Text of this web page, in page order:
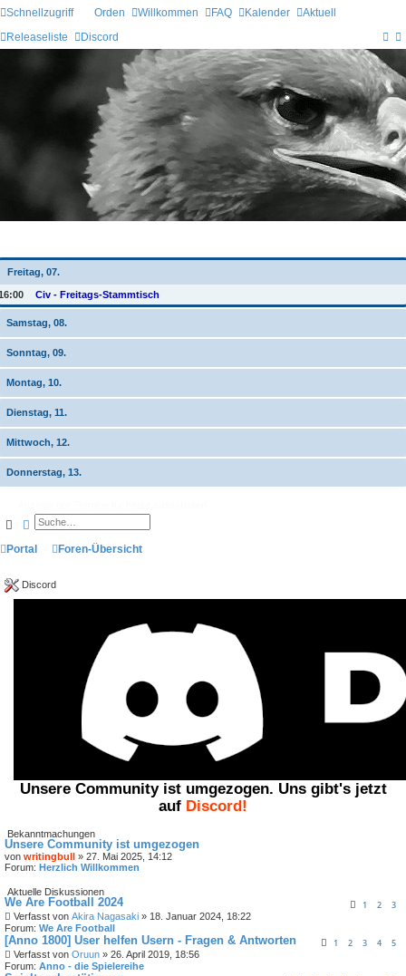
Schnellzugriff Orden Willkommen FAQ Kalender
Aktuell
Releaseliste
Discord
Freitag, 07.
Civ - Freitags-Stammtisch
Samstag, 08.
Sonntag, 09.
Montag, 10.
Dienstag, 11.
Mittwoch, 12.
Donnerstag, 13.
SucheErweiterte Suche
Portal Foren-Übersicht
Discord
Unsere Community ist umgezogen. Uns gibt's jetzt
auf Discord!
Bekanntmachungen
Unsere Community ist umgezogen
von writingbull » 27. Mai 2025, 14:12
Forum: Herzlich Willkommen
Aktuelle Diskussionen
We Are Football 2024 1 2 3
Verfasst von Akira Nagasaki » 18. Januar 2024, 18:22
Forum: We Are Football
[Anno 1800] User helfen Usern - Fragen & Antworten 1 2 3 4 5
Verfasst von Oruun » 26. April 2019, 18:56
Forum: Anno - die Spielereihe